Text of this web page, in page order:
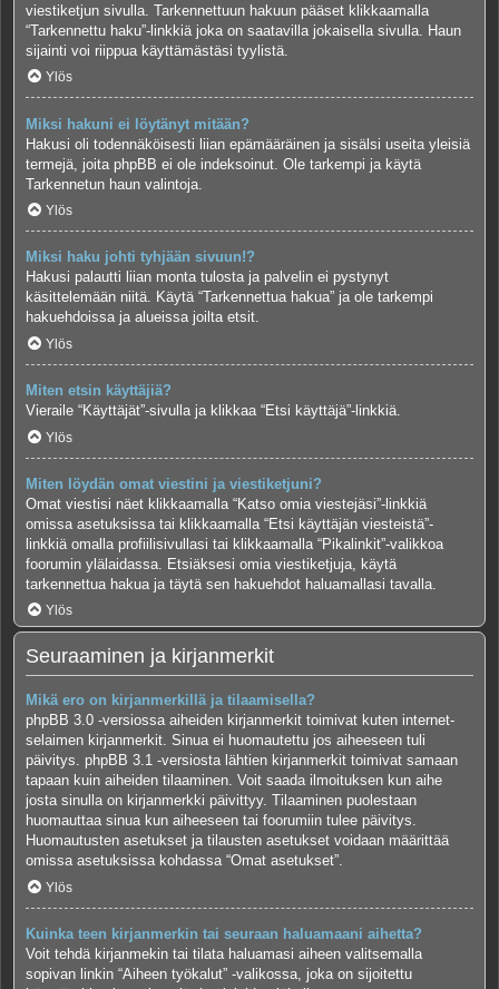
viestiketjun sivulla. Tarkennettuun hakuun pääset klikkaamalla
“Tarkennettu haku”-linkkiä joka on saatavilla jokaisella sivulla. Haun
sijainti voi riippua käyttämästäsi tyylistä.
Ylös
Miksi hakuni ei löytänyt mitään?
Hakusi oli todennäköisesti liian epämääräinen ja sisälsi useita yleisiä
termejä, joita phpBB ei ole indeksoinut. Ole tarkempi ja käytä
Tarkennetun haun valintoja.
Ylös
Miksi haku johti tyhjään sivuun!?
Hakusi palautti liian monta tulosta ja palvelin ei pystynyt
käsittelemään niitä. Käytä “Tarkennettua hakua” ja ole tarkempi
hakuehdoissa ja alueissa joilta etsit.
Ylös
Miten etsin käyttäjiä?
Vieraile “Käyttäjät”-sivulla ja klikkaa “Etsi käyttäjä”-linkkiä.
Ylös
Miten löydän omat viestini ja viestiketjuni?
Omat viestisi näet klikkaamalla “Katso omia viestejäsi”-linkkiä
omissa asetuksissa tai klikkaamalla “Etsi käyttäjän viesteistä”-
linkkiä omalla profiilisivullasi tai klikkaamalla “Pikalinkit”-valikkoa
foorumin ylälaidassa. Etsiäksesi omia viestiketjuja, käytä
tarkennettua hakua ja täytä sen hakuehdot haluamallasi tavalla.
Ylös
Seuraaminen ja kirjanmerkit
Mikä ero on kirjanmerkillä ja tilaamisella?
phpBB 3.0 -versiossa aiheiden kirjanmerkit toimivat kuten internet-
selaimen kirjanmerkit. Sinua ei huomautettu jos aiheeseen tuli
päivitys. phpBB 3.1 -versiosta lähtien kirjanmerkit toimivat samaan
tapaan kuin aiheiden tilaaminen. Voit saada ilmoituksen kun aihe
josta sinulla on kirjanmerkki päivittyy. Tilaaminen puolestaan
huomauttaa sinua kun aiheeseen tai foorumiin tulee päivitys.
Huomautusten asetukset ja tilausten asetukset voidaan määrittää
omissa asetuksissa kohdassa “Omat asetukset”.
Ylös
Kuinka teen kirjanmerkin tai seuraan haluamaani aihetta?
Voit tehdä kirjanmekin tai tilata haluamasi aiheen valitsemalla
sopivan linkin “Aiheen työkalut” -valikossa, joka on sijoitettu